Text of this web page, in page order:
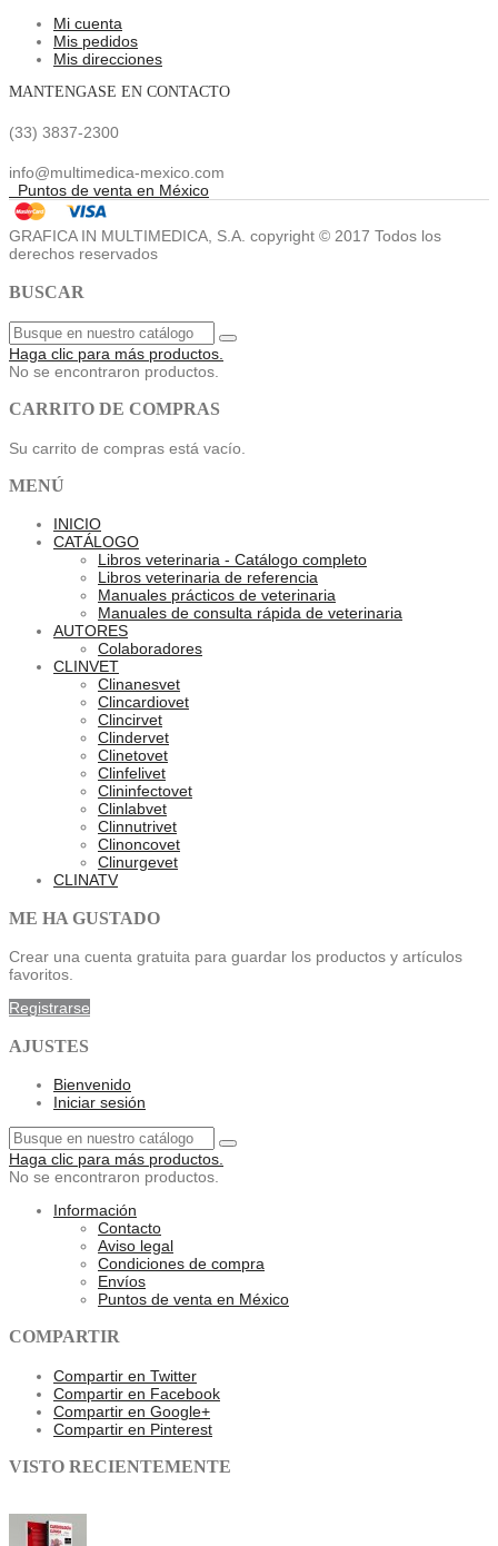
Mi cuenta
Mis pedidos
Mis direcciones
MANTENGASE EN CONTACTO
(33) 3837-2300
info@multimedica-mexico.com
Puntos de venta en México
GRAFICA IN MULTIMEDICA, S.A. copyright © 2017 Todos los
derechos reservados
BUSCAR
Haga clic para más productos.
No se encontraron productos.
CARRITO DE COMPRAS
Su carrito de compras está vacío.
MENÚ
INICIO
CATÁLOGO
Libros veterinaria - Catálogo completo
Libros veterinaria de referencia
Manuales prácticos de veterinaria
Manuales de consulta rápida de veterinaria
AUTORES
Colaboradores
CLINVET
Clinanesvet
Clincardiovet
Clincirvet
Clindervet
Clinetovet
Clinfelivet
Clininfectovet
Clinlabvet
Clinnutrivet
Clinoncovet
Clinurgevet
CLINATV
ME HA GUSTADO
Crear una cuenta gratuita para guardar los productos y artículos
favoritos.
Registrarse
AJUSTES
Bienvenido
Iniciar sesión
Haga clic para más productos.
No se encontraron productos.
Información
Contacto
Aviso legal
Condiciones de compra
Envíos
Puntos de venta en México
COMPARTIR
Compartir en Twitter
Compartir en Facebook
Compartir en Google+
Compartir en Pinterest
VISTO RECIENTEMENTE